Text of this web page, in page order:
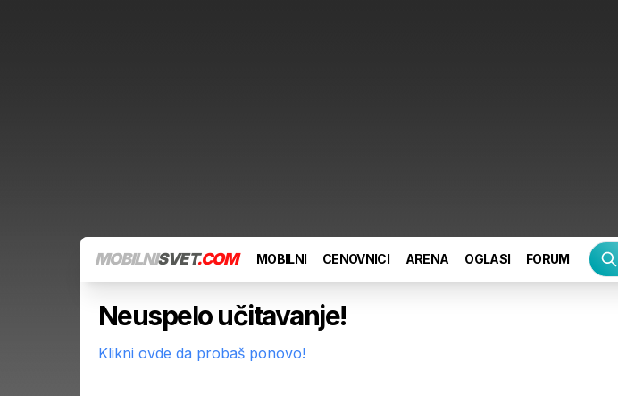
MOBILNISVET.COM MOBILNI CENOVNICI ARENA OGLASI FORUM
Neuspelo učitavanje!
Klikni ovde da probaš ponovo!